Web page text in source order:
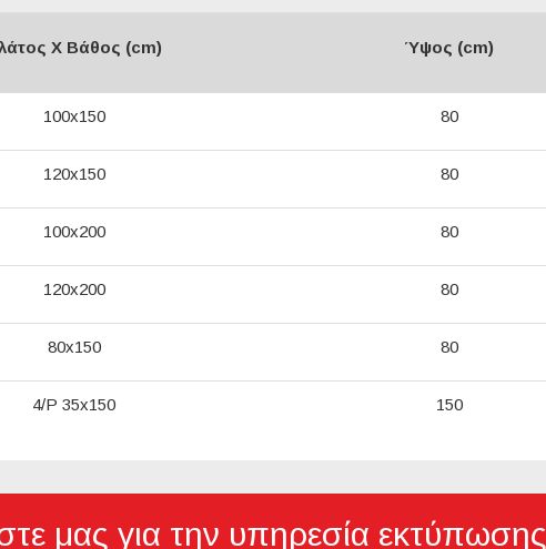
Χ Βάθος (cm) Ύψος (cm)
100x150 80
120x150 80
100x200 80
120x200 80
80x150 80
4/Ρ 35x150 150
μας για την υπηρεσία εκτύπωσης